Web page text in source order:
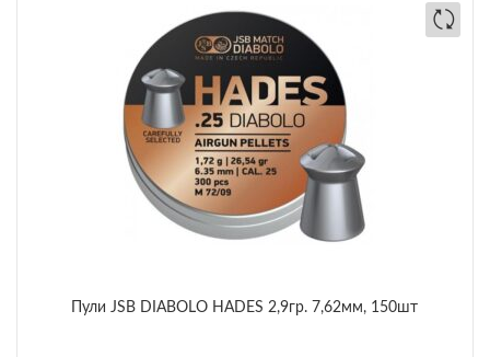
Пули JSB DIABOLO HADES 2,9гр. 7,62мм, 150шт